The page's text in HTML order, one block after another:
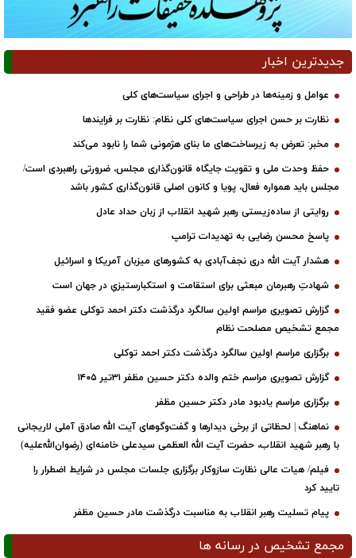
جدیدترین اخبار
عوامل و زمینه‌ها در طراحی و اجرای سیاست‌های کلی
نظارت بر حسن اجرای سیاست‌های کلی نظام: نظارت بر فرایندها
مخبر: تعرض به زیرساخت‌های ما بنای هژمونی شما را نابود می‌کند
حفظ وحدت ملی و تقویت جایگاه قانون‌گذاری مجلس، ضرورتی راهبردی است/
مجلس باید همواره فعال، پویا و کانون اصلی قانون‌گذاری کشور باشد
روایتی از ساده‌زیستی رهبر شهید انقلاب از زبان حداد عادل
پاسخ محسن رضایی به تهدیدات ترامپ
هشدار آیت الله دری نجف‌آبادی به کشورهای میزبان آمریکا و اسرائیل
شهادتِ رهبرمان مبعثی برای استقامت و استکبارستیزیِ در جهان است
گزارش تصویری مراسم اولین سالگرد درگذشت دکتر احمد توکلی عضو فقید
مجمع تشخیص مصلحت نظام
برگزاری مراسم اولین سالگرد درگذشت دکتر احمد توکلی
گزارش تصویری مراسم ختم والده دکتر حسین مظفر ۳۱تیر ۱۴۰۵
برگزاری مراسم یادبود مادر دکتر حسین مظفر
نماهنگ | لحظاتی از برخی دیدارها و گفت‌وگوهای آیت ‌الله صادق آملی لاریجانی
با رهبر شهید انقلاب، حضرت آیت‌ الله العظمی سیدعلی خامنه‌ای (رضوان‌الله‌علیه)
فیلم/ هیات عالی نظارت سازوکار برگزاری جلسات مجلس در شرایط اضطرار را
تایید کرد
پیام تسلیت رهبر انقلاب به مناسبت درگذشت مادر حسین مظفر
مجمع تشخیص در رسانه ها